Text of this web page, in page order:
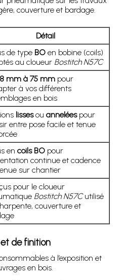
couverture et bardage.
Détail
de type BO en bobine (coils)
au cloueur Bostitch N57C
mm à 75 mm pour
à vos différents
en bois
lissesou anneléespour
entre pose facile et tenue
en coils BO pour
continue et cadence
sur chantier
pour le cloueur
Bostitch N57Cutilisé
couverture et
de finition
à l’exposition et
en bois.